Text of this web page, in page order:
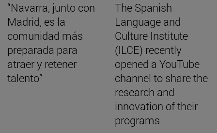
“Navarra, junto con
Madrid, es la
comunidad más
preparada para
atraer y retener
talento”
The Spanish
Language and
Culture Institute
(ILCE) recently
opened a YouTube
channel to share the
research and
innovation of their
programs